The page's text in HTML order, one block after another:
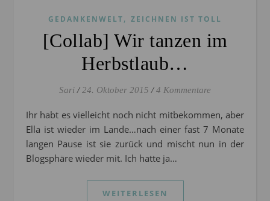
GEDANKENWELT, ZEICHNEN IST TOLL
[Collab] Wir tanzen im
Herbstlaub…
Sari / 24. Oktober 2015 / 4 Kommentare
Ihr habt es vielleicht noch nicht mitbekommen, aber
Ella ist wieder im Lande…nach einer fast 7 Monate
langen Pause ist sie zurück und mischt nun in der
Blogsphäre wieder mit. Ich hatte ja…
WEITERLESEN